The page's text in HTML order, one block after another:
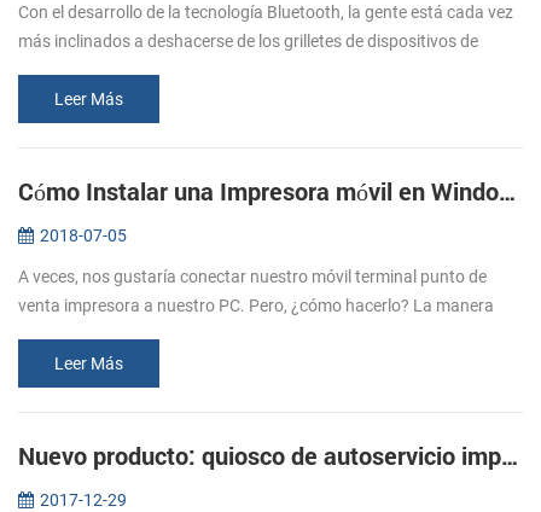
Con el desarrollo de la tecnología Bluetooth, la gente está cada vez
más inclinados a deshacerse de los grilletes de dispositivos de
volumen,...
Leer Más
Cómo Instalar una Impresora móvil en Windows con un Cable USB
2018-07-05
A veces, nos gustaría conectar nuestro móvil terminal punto de
venta impresora a nuestro PC. Pero, ¿cómo hacerlo? La manera
después de ...
Leer Más
Nuevo producto: quiosco de autoservicio impresoras KP-300 H
2017-12-29